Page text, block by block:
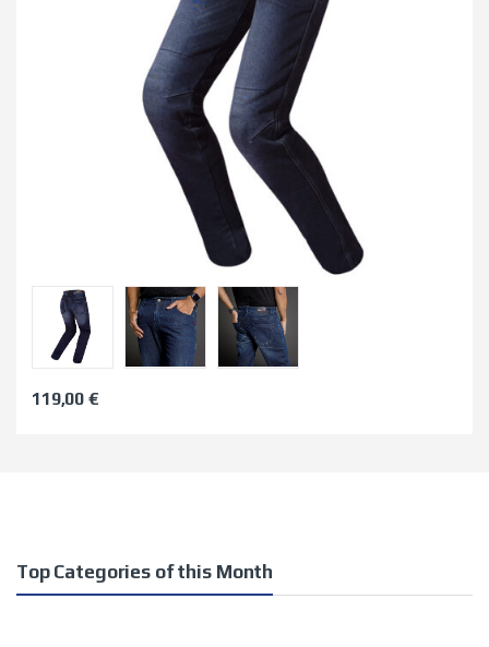
119,00€
Este producto tiene múltiples variantes. Las opciones se
Top Categories of this Month